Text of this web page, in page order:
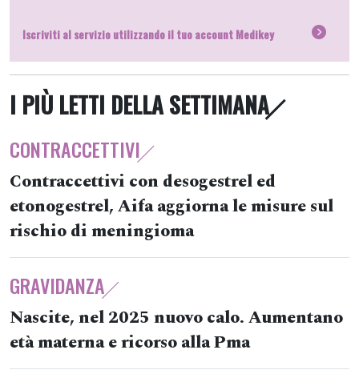
Iscriviti al servizio utilizzando il tuo account Medikey
I PIÙ LETTI DELLA SETTIMANA
CONTRACCETTIVI
Contraccettivi con desogestrel ed
etonogestrel, Aifa aggiorna le misure sul
rischio di meningioma
GRAVIDANZA
Nascite, nel 2025 nuovo calo. Aumentano
età materna e ricorso alla Pma